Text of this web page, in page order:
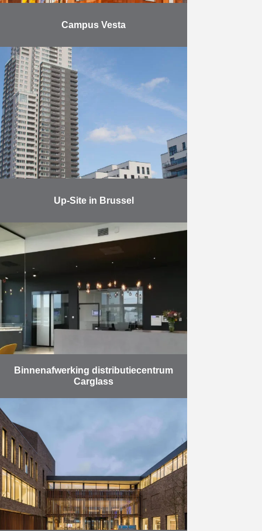
Campus Vesta
Al jaren zijn de opleidingen voor
brandweerlieden en ambulanciers
gevestigd in een oud militair
domein in Emblem (Ranst). Om
tegemoet te komen aan de nieuwe
Meer
Up-Site in Brussel
Het project legt de nadruk op de
vernieuwende en doeltreffende
technieken voor duurzame
ontwikkeling. In die geest hebben
de ontwerpers gekozen voor de
recuperatie van …
Meer
Binnenafwerking distributiecentrum
Carglass
Carglass in gebruik genomen.
Reynders was daarbij
verantwoordelijk voor de afwerking
van het kantoorgebouw met twee
…
Meer